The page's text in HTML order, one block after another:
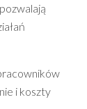
i koszty